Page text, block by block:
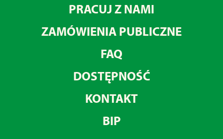
PRACUJ Z NAMI
ZAMÓWIENIA PUBLICZNE
FAQ
DOSTĘPNOŚĆ
KONTAKT
BIP